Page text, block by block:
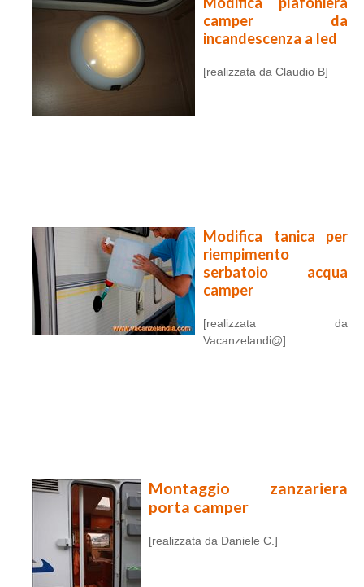
camper da
incandescenza a led
[realizzata da Claudio B]
Modifica tanica per
riempimento
serbatoio acqua
camper
[realizzata da
Vacanzelandi@]
Montaggio zanzariera
porta camper
[realizzata da Daniele C.]